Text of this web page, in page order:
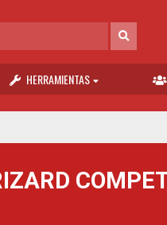
HERRAMIENTAS